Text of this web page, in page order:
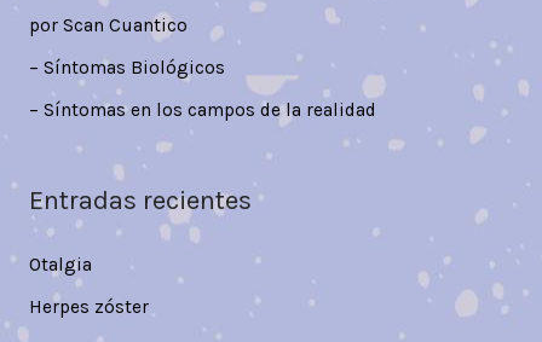
por Scan Cuantico
– Síntomas Biológicos
– Síntomas en los campos de la realidad
Entradas recientes
Otalgia
Herpes zóster